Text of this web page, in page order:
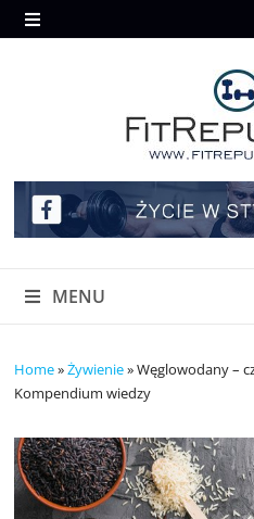
Skip
to
MENU
MENU
Home»Żywienie»Węglowodany –
Kompendium wiedzy